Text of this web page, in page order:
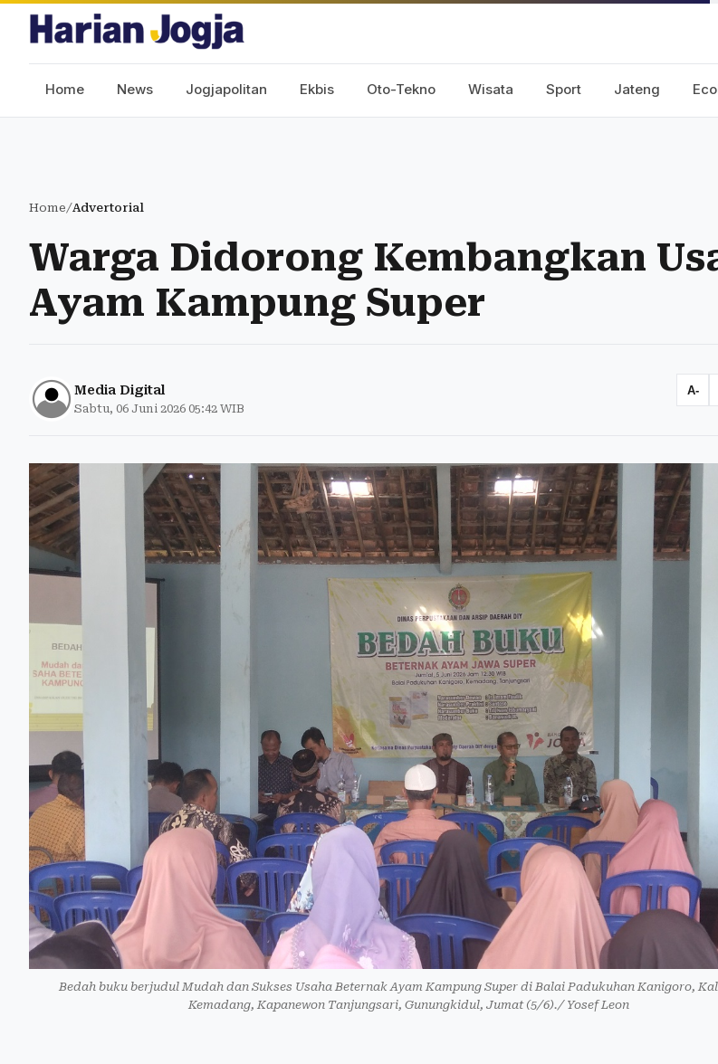
Home News Jogjapolitan Ekbis Oto-Tekno Wisata Sport Jateng
Home/Advertorial
Warga Didorong Kembangkan
Ayam Kampung Super
Media Digital
Sabtu, 06 Juni 2026 05:42 WIB
A-
Bedah buku berjudul Mudah dan Sukses Usaha Beternak Ayam Kampung Super di Balai Padukuhan Kanigoro,
Kemadang, Kapanewon Tanjungsari, Gunungkidul, Jumat (5/6)./ Yosef Leon